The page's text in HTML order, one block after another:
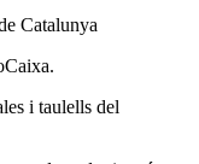
Catalunya
i taulells del